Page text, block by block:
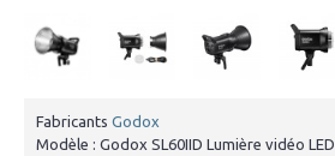
Fabricants Godox
Modèle : Godox SL60IID Lumière vidéo LED